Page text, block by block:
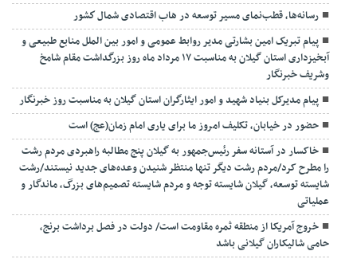
رسانه‌ها، قطب‌نمای مسیر توسعه در هاب اقتصادی شمال كشور
پیام تبریک امین بشارتی مدیر روابط عمومی و امور بین الملل منابع طبیعی و
آبخیزداری استان گیلان به مناسبت ۱۷ مرداد ماه روز بزرگداشت مقام شامخ
وشریف خبرنگار
پیام مدیرکل بنیاد شهید و امور ایثارگران استان گیلان به مناسبت روز خبرنگار
حضور در خیابان، تکلیف امروز ما برای یاری امام زمان(عج) است
خاکسار در آستانه سفر رئیس‌جمهور به گیلان پنج مطالبه راهبردی مردم رشت
را مطرح کرد/مردم رشت دیگر تنها منتظر شنیدن وعده‌های جدید نیستند/رشت
شایسته توسعه، گیلان شایسته توجه و مردم شایسته تصمیم‌های بزرگ، ماندگار و
عملیاتی
خروج آمریکا از منطقه ثمره مقاومت است/ دولت در فصل برداشت برنج،
حامی شالیکاران گیلانی باشد